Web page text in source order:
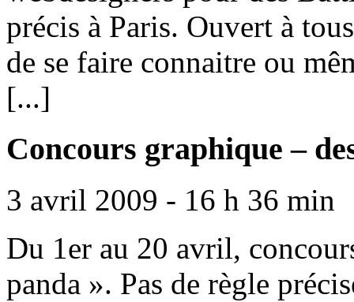
précis à Paris. Ouvert à
de se faire connaitre ou
[...]
Concours graphique –
3 avril 2009 - 16 h 36 min
Du 1er au 20 avril,
panda ». Pas de règle